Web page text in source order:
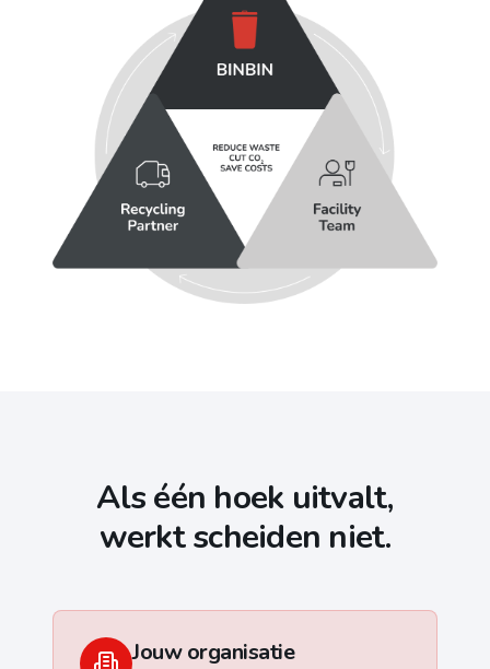
Als één hoek uitvalt,
werkt scheiden niet.
Jouw organisatie